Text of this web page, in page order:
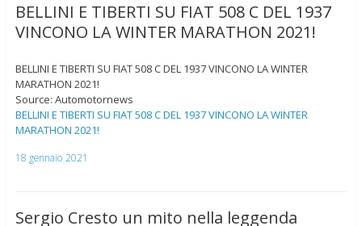
BELLINI E TIBERTI SU FIAT 508 C DEL 1937
VINCONO LA WINTER MARATHON 2021!
BELLINI E TIBERTI SU FIAT 508 C DEL 1937 VINCONO LA WINTER
MARATHON 2021!
Source: Automotornews
BELLINI E TIBERTI SU FIAT 508 C DEL 1937 VINCONO LA WINTER
MARATHON 2021!
18 gennaio 2021
Sergio Cresto un mito nella leggenda